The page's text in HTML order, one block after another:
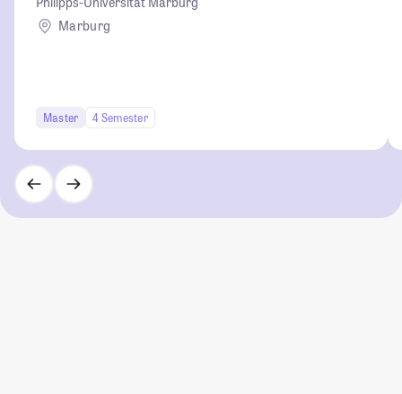
Marburg
Master 4 Semester